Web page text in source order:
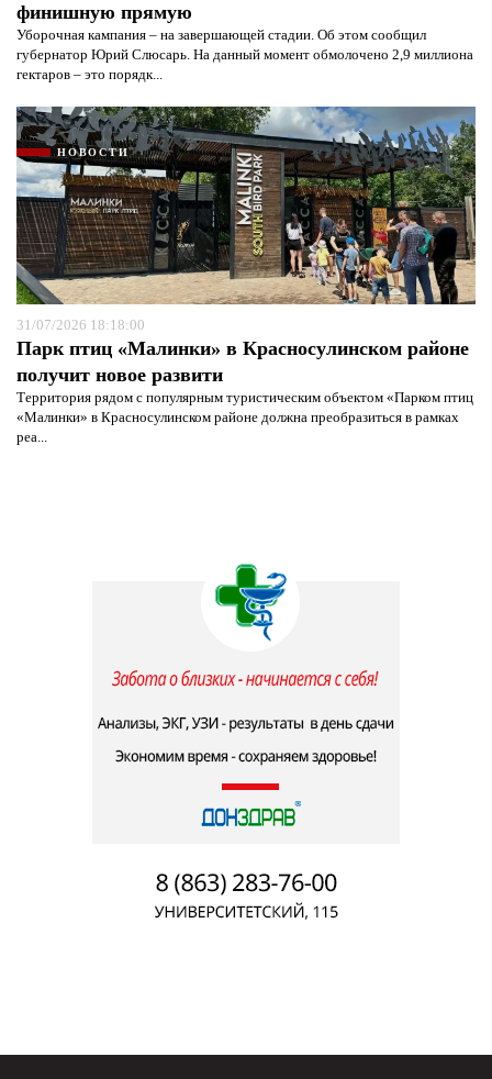
финишную прямую
Уборочная кампания – на завершающей стадии. Об этом сообщил
губернатор Юрий Слюсарь. На данный момент обмолочено 2,9 миллиона
гектаров – это порядк...
НОВОСТИ
31/07/2026 18:18:00
Парк птиц «Малинки» в Красносулинском районе
получит новое развити
Территория рядом с популярным туристическим объектом «Парком птиц
«Малинки» в Красносулинском районе должна преобразиться в рамках
реа...